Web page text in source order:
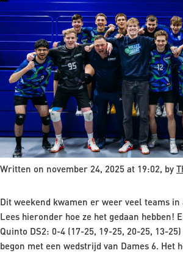
Written on november 24, 2025 at 19:02, by
Dit weekend kwamen er weer veel teams in
Lees hieronder hoe ze het gedaan hebben!
Quinto DS2: 0-4 (17-25, 19-25, 20-25, 13-
begon met een wedstrijd van Dames 6. Het